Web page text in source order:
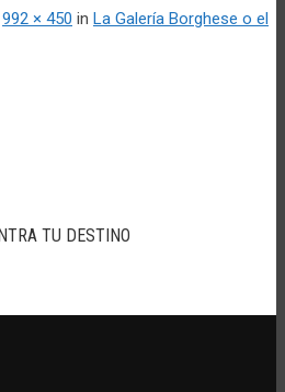
992 × 450 in La Galería Borghese o el
TU DESTINO